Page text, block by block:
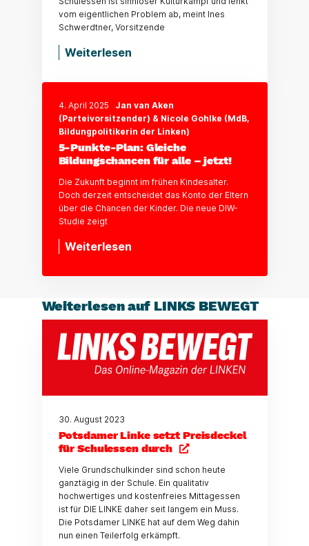
vom eigentlichen Problem ab, meint Ines
Schwerdtner, Vorsitzende
Weiterlesen
4. April 2025
Jan van Aken
(Parteivorsitzender) & Nicole Gohlke (MdB,
Bildungpolitikerin der Linken)
5-Punkte-Plan: Gleiche
Bildungschancen für alle – jetzt!
Die Zukunft beginnt im frühen Kindesalter.
Doch derzeit entscheidet das Konto der Eltern
über die Chancen der Kinder. Die neue DIW-
Studie zeigt
Weiterlesen
Weiterlesen auf LINKS BEWEGT
30. August 2023
Potsdamer Linke setzt Preisdeckel
für Schulessen durch
Viele Grundschulkinder sind schon heute
ganztägig in der Schule. Ein qualitativ
hochwertiges und kostenfreies Mittagessen
ist für DIE LINKE daher seit langem ein Muss.
Die Potsdamer LINKE hat auf dem Weg dahin
nun einen Teilerfolg erkämpft.